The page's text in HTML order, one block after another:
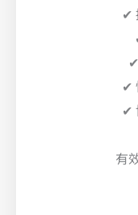
✔
✔
✔
有